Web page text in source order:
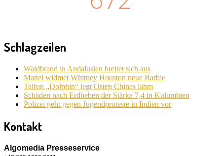
Schlagzeilen
Waldbrand in Andalusien breitet sich aus
Mattel widmet Whitney Houston neue Barbie
Taifun „Dolphin“ legt Osten Chinas lahm
Schäden nach Erdbeben der Stärke 7,4 in Kolumbien
Polizei geht gegen Jugendproteste in Indien vor
Kontakt
Algomedia Presseservice